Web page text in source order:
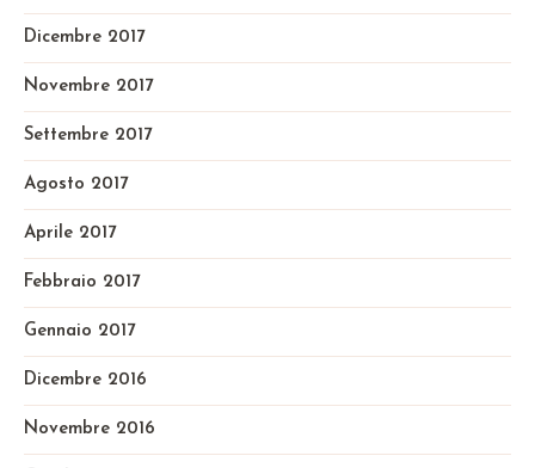
Dicembre 2017
Novembre 2017
Settembre 2017
Agosto 2017
Aprile 2017
Febbraio 2017
Gennaio 2017
Dicembre 2016
Novembre 2016